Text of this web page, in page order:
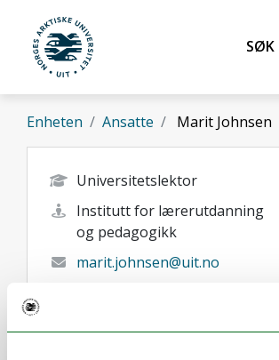
Gå til hovedinnhold
UiT Norges arktiske universitet
Søk
Enheten Ansatte Marit Johnsen
Universitetslektor
Institutt for lærerutdanning
og pedagogikk
marit.johnsen@uit.no